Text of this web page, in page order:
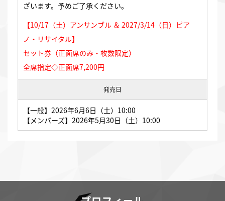
ざいます。予めご了承ください。
【10/17（土）アンサンブル ＆ 2027/3/14（日）ピア
ノ・リサイタル】
セット券（正面席のみ・枚数限定）
全席指定◇正面席7,200円
発売日
【一般】2026年6月6日（土）10:00
【メンバーズ】2026年5月30日（土）10:00